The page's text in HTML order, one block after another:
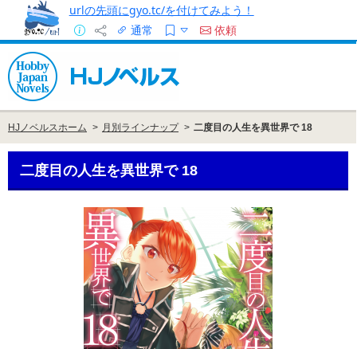
urlの先頭にgyo.tc/を付けてみよう！
通常
依頼